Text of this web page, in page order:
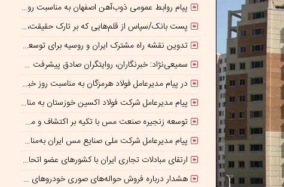
پیام روابط عمومی ذوب‌آهن اصفهان به مناسبت روز خبرنگار
پست بانک/سپاس از قلم‌هایی که بر تارک حقیقت، روشنایی می‌ آفرینند
تدوین نقشه راه مشترک ایران و روسیه برای توسعه تجارت و سرمایه‌گذاری صنعتی
سمیعی‌نژاد: خبرنگاران، روایتگران صادق پیشرفت معدن و صنایع معدنی هستند
در پیام مدیرعامل فولاد هرمزگان به مناسبت روز خبرنگار مطرح شد
پیام مدیرعامل شرکت فولاد اکسین خوزستان به مناسبت روز خبرنگار
توسعه زنجیره صنعت مس با تکیه بر اکتشاف و مدل‌های نوین تأمین مالی
پیام مدیرعامل شرکت ملی صنایع مس ایران به‌مناسبت «روز خبرنگار»
ارتقای مبادلات تجاری ایران با کشورهای عضو اتحادیه اقتصادی اوراسیا
هشدار درباره فروش حواله‌های صوری خودروهای وارداتی